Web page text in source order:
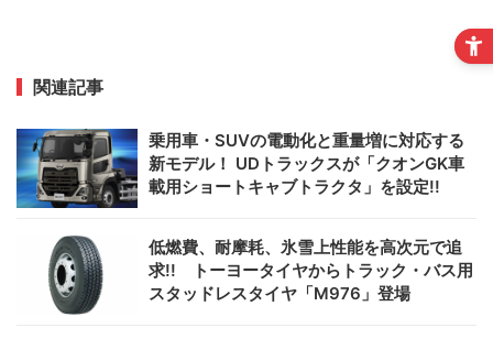
関連記事
乗用車・SUVの電動化と重量増に対応する
新モデル！ UDトラックスが「クオンGK車
載用ショートキャブトラクタ」を設定!!
低燃費、耐摩耗、氷雪上性能を高次元で追
求!! トーヨータイヤからトラック・バス用
スタッドレスタイヤ「M976」登場